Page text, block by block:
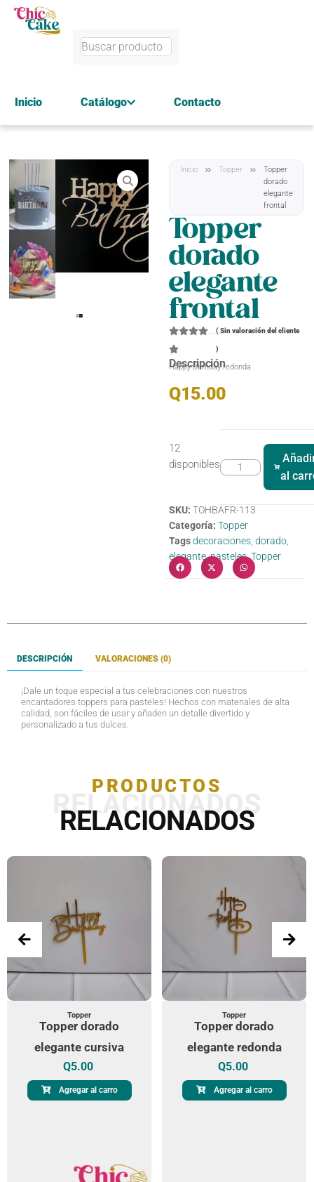
Inicio Catálogo Contacto
Inicio Topper
Topper
dorado
elegante
frontal
Topper
dorado
elegante
frontal
(Sin valoración del cliente
)
Descripción
Happy Birthday redonda
Q15.00
12
disponibles
al
SKU:TOHBAFR-113
Categoría: Topper
Tagsdecoraciones ,dorado
elegante,pasteles,Topper
DESCRIPCIÓN VALORACIONES (0)
¡Dale un toque especial a tus celebraciones con nuestros
encantadores toppers para pasteles! Hechos con materiales de alta
calidad, son fáciles de usar y añaden un detalle divertido y
personalizado a tus dulces.
PRODUCTOS
RELACIONADOS
RELACIONADOS
Topper
Topper dorado
elegante cursiva
Q5.00
Agregar al carro
Topper
Topper dorado
elegante redonda
Q5.00
Agregar al carro